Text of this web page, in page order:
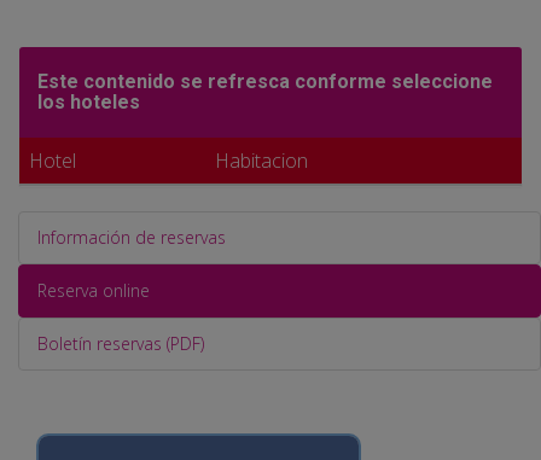
Este contenido se refresca conforme seleccione
los hoteles
Hotel Habitacion
Información de reservas
Reserva online
Boletín reservas (PDF)